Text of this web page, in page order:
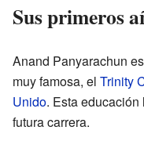
Sus primeros
Anand Panyarachun
muy famosa, el Trinity
Unido. Esta
futura carrera.